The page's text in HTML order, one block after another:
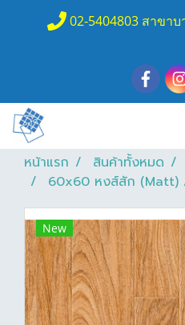
02-5404803 สาขา
หน้าแรก สินค้าทั้งหมด
60x60 หงส์สัก (Matt)
New